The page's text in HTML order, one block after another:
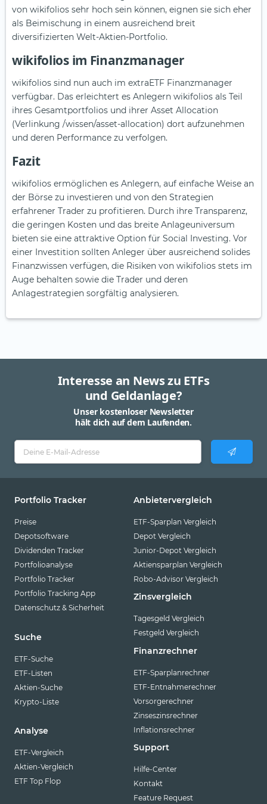
von wikifolios sehr hoch sein können, eignen sie sich eher
als Beimischung in einem ausreichend breit
diversifizierten Welt-Aktien-Portfolio.
wikifolios im Finanzmanager
wikifolios sind nun auch im extraETF Finanzmanager
verfügbar. Das erleichtert es Anlegern wikifolios als Teil
ihres Gesamtportfolios und ihrer Asset Allocation
(Verlinkung /wissen/asset-allocation) dort aufzunehmen
und deren Performance zu verfolgen.
Fazit
wikifolios ermöglichen es Anlegern, auf einfache Weise an
der Börse zu investieren und von den Strategien
erfahrener Trader zu profitieren. Durch ihre Transparenz,
die geringen Kosten und das breite Anlageuniversum
bieten sie eine attraktive Option für Social Investing. Vor
einer Investition sollten Anleger über ausreichend solides
Finanzwissen verfügen, die Risiken von wikifolios stets im
Auge behalten sowie die Trader und deren
Anlagestrategien sorgfältig analysieren.
Interesse an News zu ETFs
und Geldanlage?
Unser kostenloser Newsletter
hält dich auf dem Laufenden.
Portfolio Tracker
Preise
Depotsoftware
Dividenden Tracker
Portfolioanalyse
Portfolio Tracker
Portfolio Tracking App
Datenschutz & Sicherheit
Suche
ETF-Suche
ETF-Listen
Aktien-Suche
Krypto-Liste
Analyse
ETF-Vergleich
Aktien-Vergleich
ETF Top Flop
Anbietervergleich
ETF-Sparplan Vergleich
Depot Vergleich
Junior-Depot Vergleich
Aktiensparplan Vergleich
Robo-Advisor Vergleich
Zinsvergleich
Tagesgeld Vergleich
Festgeld Vergleich
Finanzrechner
ETF-Sparplanrechner
ETF-Entnahmerechner
Vorsorgerechner
Zinseszinsrechner
Inflationsrechner
Support
Hilfe-Center
Kontakt
Feature Request